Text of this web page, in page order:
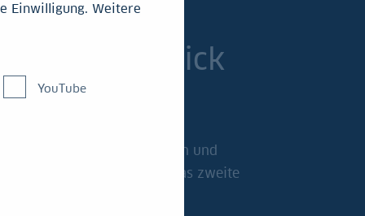
Research
geopolitische Lage, Zinsen und
LBBW Research analysiert das zweite
Einwilligung. Weitere
YouTube